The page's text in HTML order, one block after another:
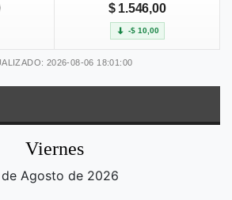
$ 1.546,00
-$ 10,00
2026-08-06 18:01:00
Viernes
Agosto de 2026